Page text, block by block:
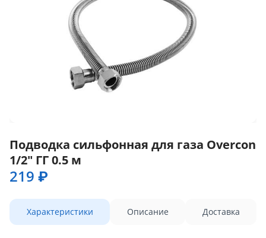
Подводка сильфонная для газа Overcon
1/2" ГГ 0.5 м
219 ₽
Характеристики Описание Доставка